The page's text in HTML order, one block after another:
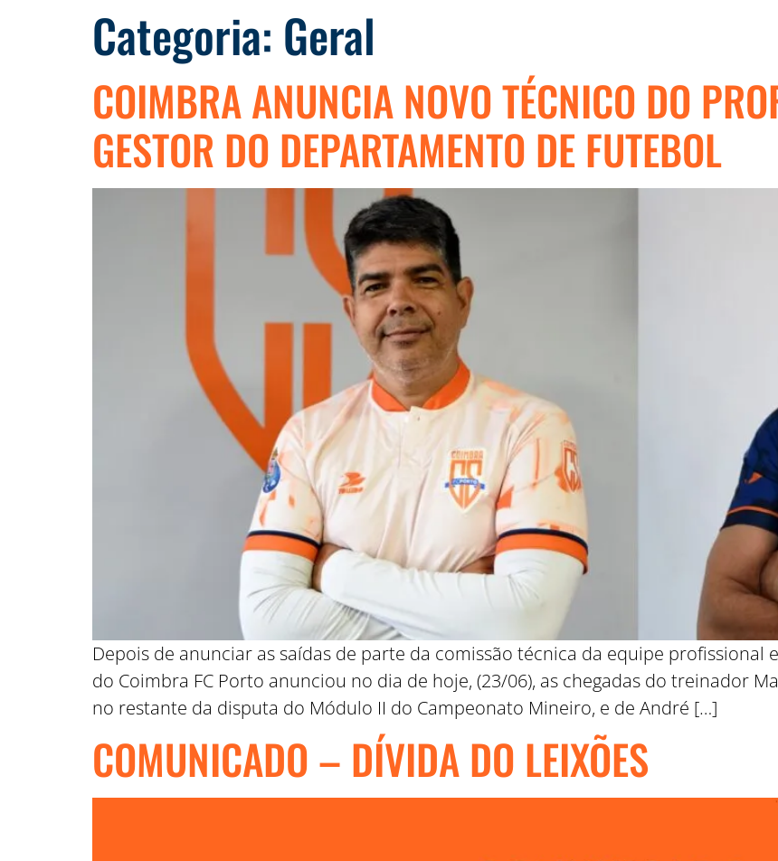
Categoria: Geral
COIMBRA ANUNCIA NOVO TÉCNICO DO
GESTOR DO DEPARTAMENTO DE FUTEBOL
Depois de anunciar as saídas de parte da comissão técnica da equipe
do Coimbra FC Porto anunciou no dia de hoje, (23/06), as chegadas do treinador
no restante da disputa do Módulo II do Campeonato Mineiro, e de André […]
COMUNICADO – DÍVIDA DO LEIXÕES